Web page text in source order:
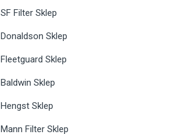
SF Filter Sklep
Donaldson Sklep
Fleetguard Sklep
Baldwin Sklep
Hengst Sklep
Mann Filter Sklep